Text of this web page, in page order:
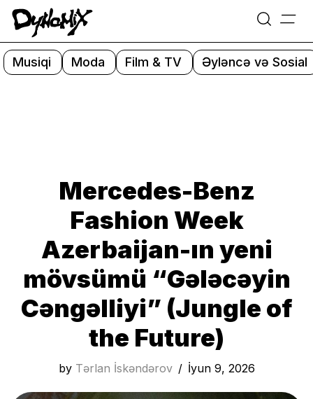
Skip
to
content
=
Musiqi Moda Film & TV Əyləncə və Sosial
Mercedes-Benz
Fashion Week
Azerbaijan-ın yeni
mövsümü “Gələcəyin
Cəngəlliyi” (Jungle of
the Future)
by Tərlan İskəndərov İyun 9, 2026